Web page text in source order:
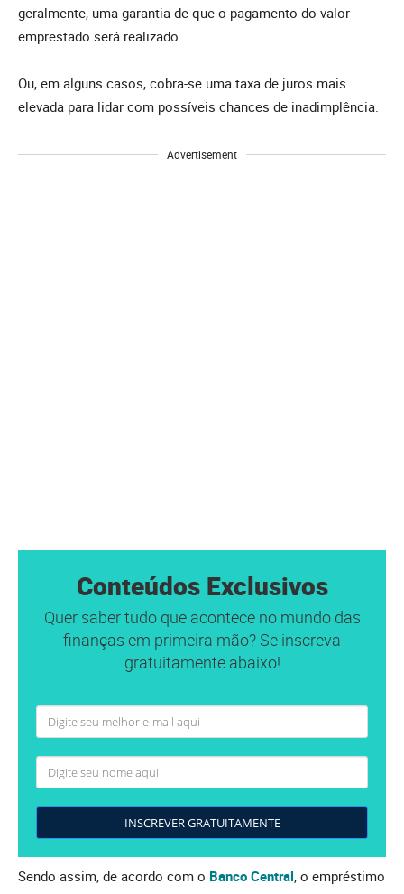
geralmente, uma garantia de que o pagamento do valor
emprestado será realizado.
Ou, em alguns casos, cobra-se uma taxa de juros mais
elevada para lidar com possíveis chances de inadimplência.
Advertisement
Conteúdos Exclusivos
Quer saber tudo que acontece no mundo das
finanças em primeira mão? Se inscreva
gratuitamente abaixo!
INSCREVER GRATUITAMENTE
Sendo assim, de acordo com o Banco Central, o empréstimo